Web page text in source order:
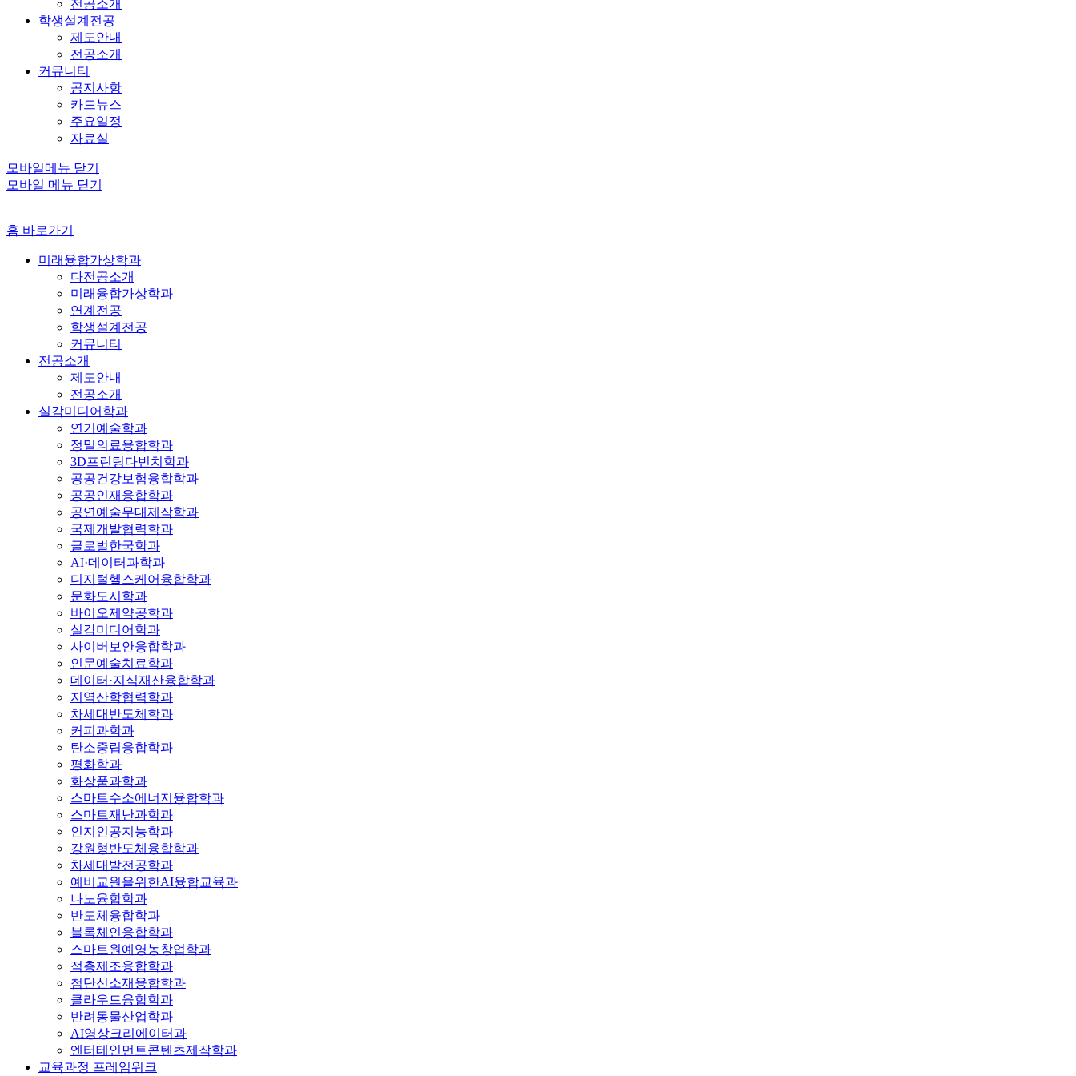
전공소개
학생설계전공
제도안내
전공소개
커뮤니티
공지사항
카드뉴스
주요일정
자료실
모바일메뉴 닫기
모바일 메뉴 닫기
홈 바로가기
미래융합가상학과
다전공소개
미래융합가상학과
연계전공
학생설계전공
커뮤니티
전공소개
제도안내
전공소개
실감미디어학과
연기예술학과
정밀의료융합학과
3D프린팅다빈치학과
공공건강보험융합학과
공공인재융합학과
공연예술무대제작학과
국제개발협력학과
글로벌한국학과
AI·데이터과학과
디지털헬스케어융합학과
문화도시학과
바이오제약공학과
실감미디어학과
사이버보안융합학과
인문예술치료학과
데이터·지식재산융합학과
지역산학협력학과
차세대반도체학과
커피과학과
탄소중립융합학과
평화학과
화장품과학과
스마트수소에너지융합학과
스마트재난과학과
인지인공지능학과
강원형반도체융합학과
차세대발전공학과
예비교원을위한AI융합교육과
나노융합학과
반도체융합학과
블록체인융합학과
스마트원예영농창업학과
적층제조융합학과
첨단신소재융합학과
클라우드융합학과
반려동물산업학과
AI영상크리에이터과
엔터테인먼트콘텐츠제작학과
교육과정 프레임워크